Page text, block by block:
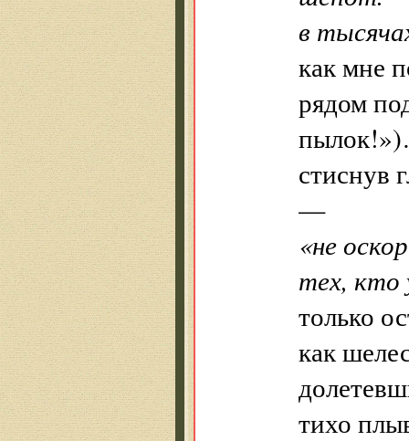
в
как мне
рядом
стиснув
—
«не
тех, кто
только
как
тихо